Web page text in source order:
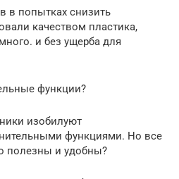
в попытках снизить
качеством пластика,
и без ущерба для
функции?
изобилуют
функциями. Но все
полезны и удобны?